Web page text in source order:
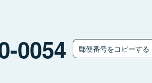
0054 郵便番号をコピーする